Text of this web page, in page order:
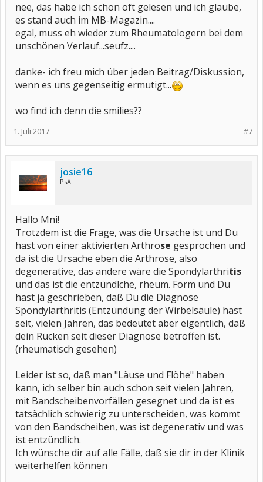
nee, das habe ich schon oft gelesen und ich glaube,
es stand auch im MB-Magazin....
egal, muss eh wieder zum Rheumatologern bei dem
unschönen Verlauf...seufz....
danke- ich freu mich über jeden Beitrag/Diskussion,
wenn es uns gegenseitig ermutigt...
wo find ich denn die smilies??
#7
1. Juli 2017
josie16
PsA
Hallo Mni!
Trotzdem ist die Frage, was die Ursache ist und Du
hast von einer aktivierten Arthrose gesprochen und
da ist die Ursache eben die Arthrose, also
degenerative, das andere wäre die Spondylarthritis
und das ist die entzündlche, rheum. Form und Du
hast ja geschrieben, daß Du die Diagnose
Spondylarthritis (Entzündung der Wirbelsäule) hast
seit, vielen Jahren, das bedeutet aber eigentlich, daß
dein Rücken seit dieser Diagnose betroffen ist.
(rheumatisch gesehen)
Leider ist so, daß man "Läuse und Flöhe" haben
kann, ich selber bin auch schon seit vielen Jahren,
mit Bandscheibenvorfällen gesegnet und da ist es
tatsächlich schwierig zu unterscheiden, was kommt
von den Bandscheiben, was ist degenerativ und was
ist entzündlich.
Ich wünsche dir auf alle Fälle, daß sie dir in der Klinik
weiterhelfen können